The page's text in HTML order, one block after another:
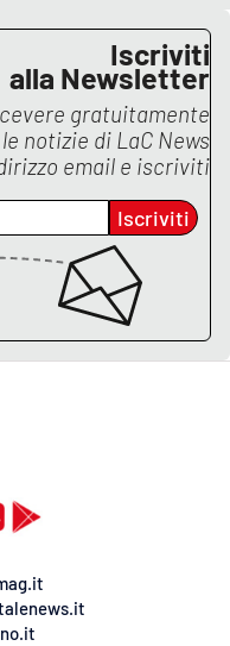
Iscriviti
alla Newsletter
gratuitamente
notizie di LaC News
email e iscriviti
Iscriviti